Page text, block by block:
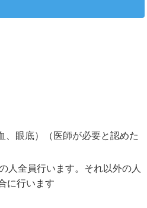
、眼底）（医師が必要と認めた
人全員行います。それ以外の人
に行います